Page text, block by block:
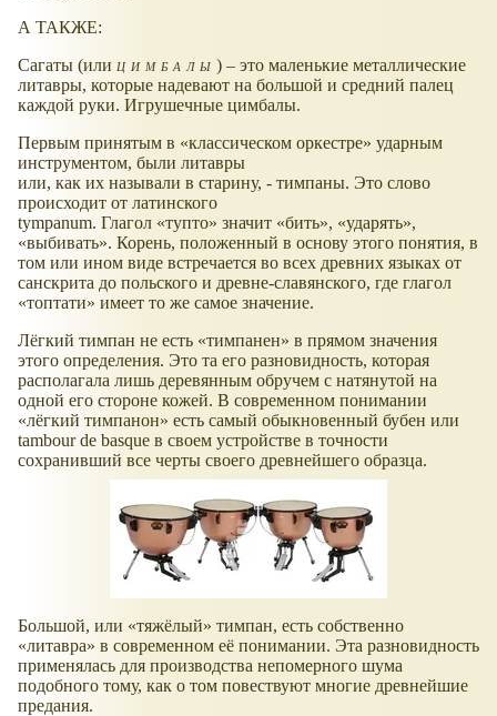
А ТАКЖЕ:
Сагаты (или цимбалы ) – это маленькие металлические
литавры, которые надевают на большой и средний палец
каждой руки. Игрушечные цимбалы.
Первым принятым в
классическом оркестре
ударным
инструментом, были литавры
или, как их называли в старину, - тимпаны. Это слово
происходит от латинского
tympanum. Глагол
тупто значит бить , ударять ,
выбивать . Корень, положенный в основу этого понятия, в
том или ином виде встречается во всех древних языках от
санскрита до польского и древне-славянского, где глагол
топтати
имеет то же самое значение.
Лёгкий тимпан не есть
тимпанен
в прямом значения
этого определения. Это та его разновидность, которая
располагала лишь деревянным обручем с натянутой на
одной его стороне кожей. В современном понимании
лёгкий тимпанон
есть самый обыкновенный бубен или
tambour de basque в своем устройстве в точности
сохранивший все черты своего древнейшего образца.
Большой, или тяжёлый
тимпан, есть собственно
литавра
в современном её понимании. Эта разновидность
применялась для производства непомерного шума
подобного тому, как о том повествуют многие древнейшие
предания.